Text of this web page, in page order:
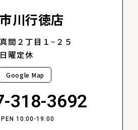
川行徳店
間２丁目１−２５
曜定休
Google Map
318-3692
10:00-19:00